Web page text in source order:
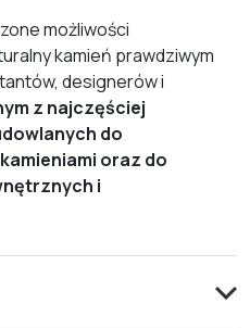
możliwości
kamień prawdziwym
designerów i
z najczęściej
do
oraz do
i